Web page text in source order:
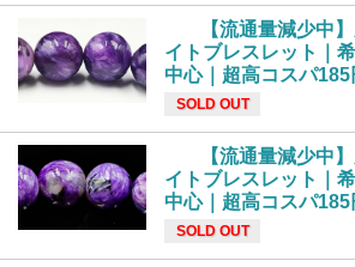
【流通量減少中
イトブレスレット｜
中心｜超高コスパ
SOLD OUT
【流通量減少中
イトブレスレット｜
中心｜超高コスパ
SOLD OUT